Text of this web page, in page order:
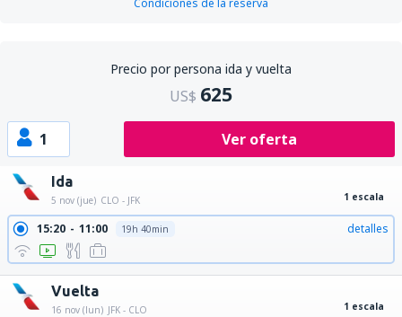
Condiciones de la reserva
Precio por persona ida y vuelta
US$ 625
1 Ver oferta
Ida
5 nov (jue) CLO - JFK 1 escala
15:20 11:00 19h 40min detalles
Vuelta
16 nov (lun) JFK - CLO 1 escala